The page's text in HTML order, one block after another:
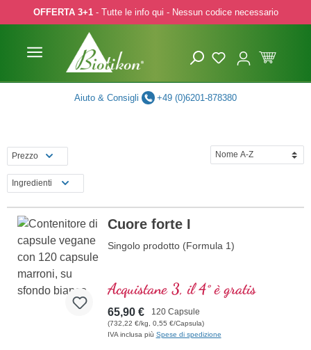
to main content
Skip to search
Skip to main navigation
OFFERTA 3+1- Tutte le info qui - Nessun codice necessario
Aiuto & Consigli +49 (0)6201-878380
Prezzo
Ingredienti
Cuore forte I
Singolo prodotto (Formula 1)
Acquistane 3, il 4° è gratis
65,90 € 120 Capsule
(732,22 €/kg, 0,55 €/Capsula)
IVA inclusa più Spese di spedizione